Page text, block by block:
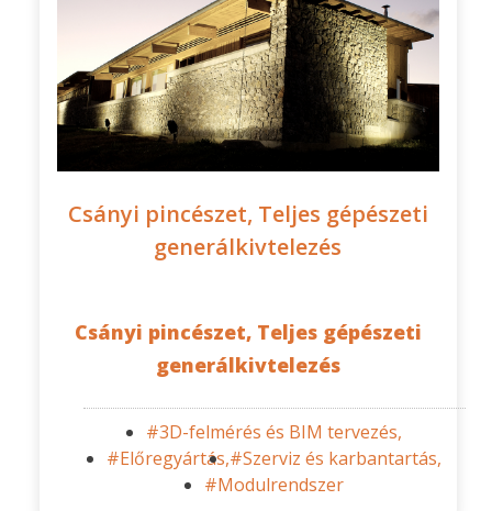
Csányi pincészet, Teljes gépészeti
generálkivtelezés
Csányi pincészet, Teljes gépészeti
generálkivtelezés
#3D-felmérés és BIM tervezés,
#Előregyártás,#Szerviz és karbantartás,
#Modulrendszer